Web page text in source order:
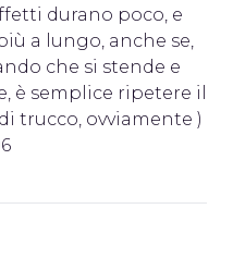
durano poco, e
a lungo, anche se,
che si stende e
è semplice ripetere il
trucco, ovviamente )